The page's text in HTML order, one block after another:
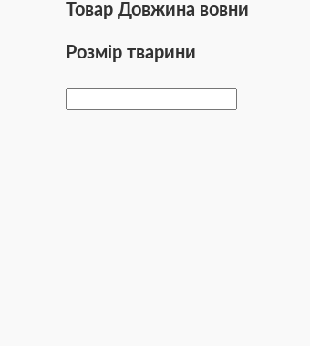
Товар Довжина вовни
Розмір тварини